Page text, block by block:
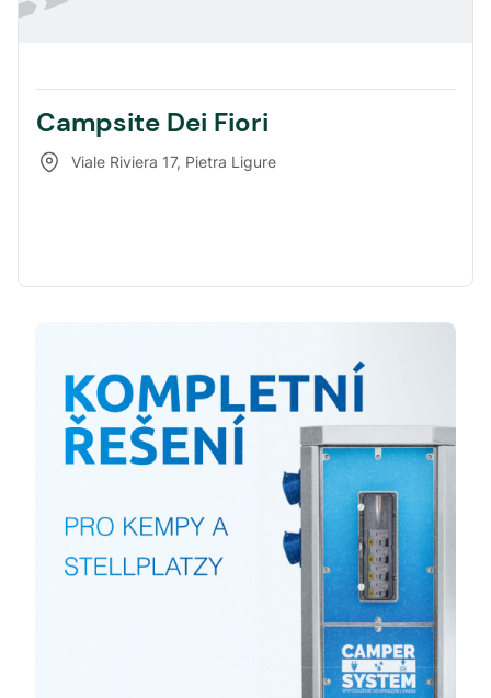
Campsite Dei Fiori
Viale Riviera 17, Pietra Ligure